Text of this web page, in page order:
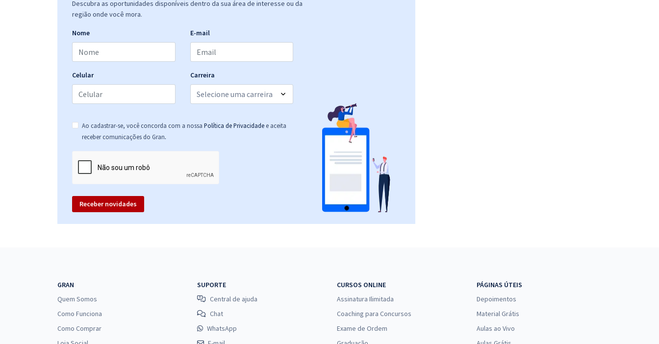
Descubra as oportunidades disponíveis dentro da sua área de interesse ou da
região onde você mora.
Nome E-mail
Celular Carreira
Ao cadastrar-se, você concorda com a nossa Política de Privacidade e aceita
receber comunicações do Gran.
Receber novidades
GRAN
Quem Somos
Como Funciona
Como Comprar
SUPORTE
Central de ajuda
Chat
WhatsApp
CURSOS ONLINE
Assinatura Ilimitada
Coaching para Concursos
Exame de Ordem
PÁGINAS ÚTEIS
Depoimentos
Material Grátis
Aulas ao Vivo